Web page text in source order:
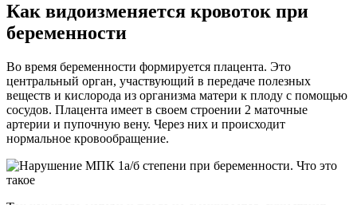
Как видоизменяется кровоток при
беременности
Во время беременности формируется плацента. Это
центральный орган, участвующий в передаче полезных
веществ и кислорода из организма матери к плоду с помощью
сосудов. Плацента имеет в своем строении 2 маточные
артерии и пупочную вену. Через них и происходит
нормальное кровообращение.